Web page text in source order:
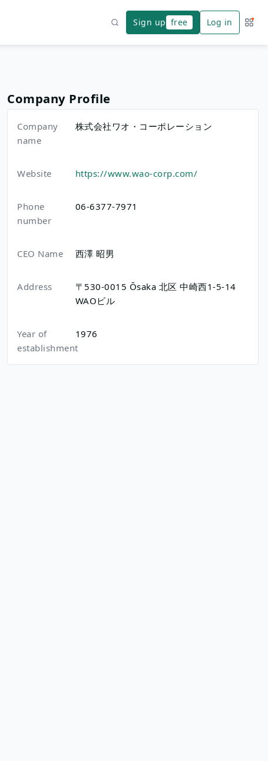
Search
Sign up free Log in
Company Profile
Company
name
株式会社ワオ・コーポレーション
Website https://www.wao-corp.com/
Phone
number
06-6377-7971
CEO Name 西澤 昭男
Address 〒530-0015 Ōsaka 北区 中崎西1-5-14
WAOビル
Year of
establishment
1976